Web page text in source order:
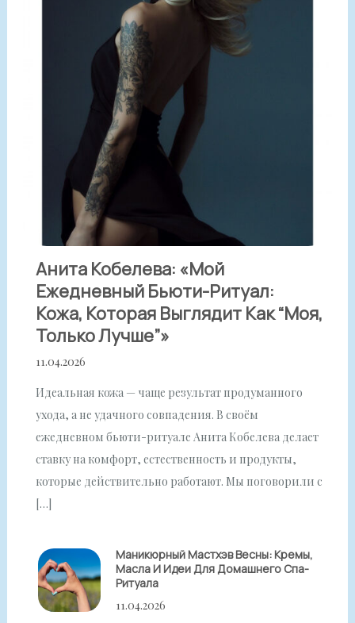
Анита Кобелева: «Мой
Ежедневный Бьюти-Ритуал:
Кожа, Которая Выглядит Как “моя,
Только Лучше”»
11.04.2026
Идеальная кожа — чаще результат продуманного
ухода, а не удачного совпадения. В своём
ежедневном бьюти-ритуале Анита Кобелева делает
ставку на комфорт, естественность и продукты,
которые действительно работают. Мы поговорили с
[…]
Маникюрный Мастхэв Весны: Кремы,
Масла И Идеи Для Домашнего Спа-
Ритуала
11.04.2026